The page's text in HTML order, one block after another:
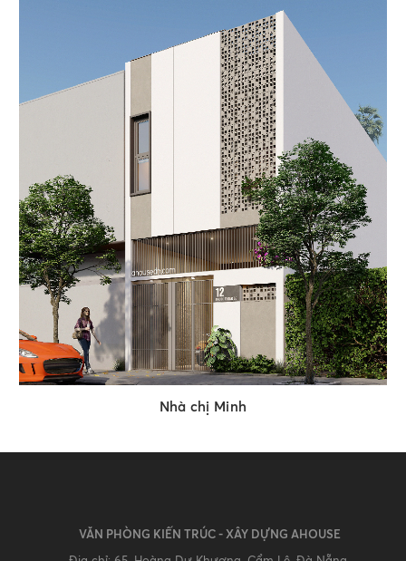
Nhà chị Minh
VĂN PHÒNG KIẾN TRÚC - XÂY DỰNG AHOUSE